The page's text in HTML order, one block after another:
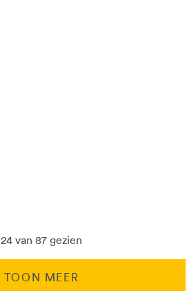
24 van 87 gezien
TOON MEER